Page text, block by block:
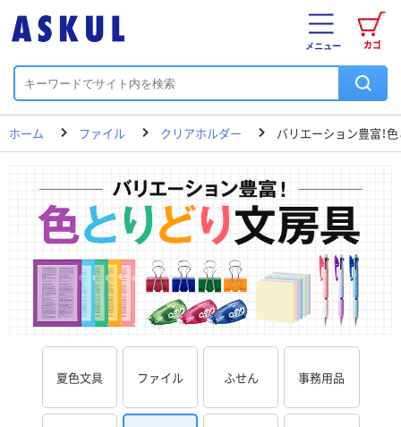
カゴ
メニュー
ホーム ファイル クリアホルダー バリエーション豊富！
夏色文具 ファイル ふせん 事務用品